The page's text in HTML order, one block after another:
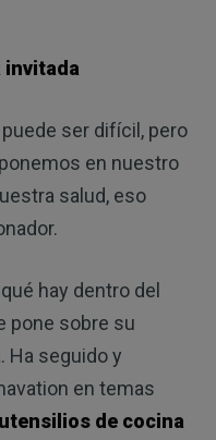
invitada
ser difícil, pero
en nuestro
salud, eso
hay dentro del
pone sobre su
Ha seguido y
en temas
de cocina